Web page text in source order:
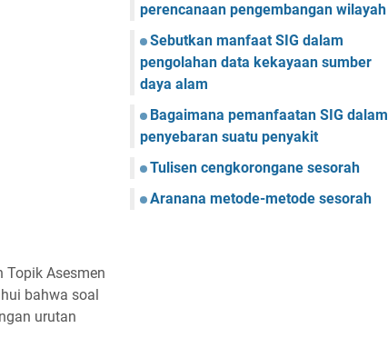
Topik Asesmen
bahwa soal
urutan
perencanaan pengembangan wilayah
Sebutkan manfaat SIG dalam
pengolahan data kekayaan sumber
daya alam
Bagaimana pemanfaatan SIG dalam
penyebaran suatu penyakit
Tulisen cengkorongane sesorah
Aranana metode-metode sesorah